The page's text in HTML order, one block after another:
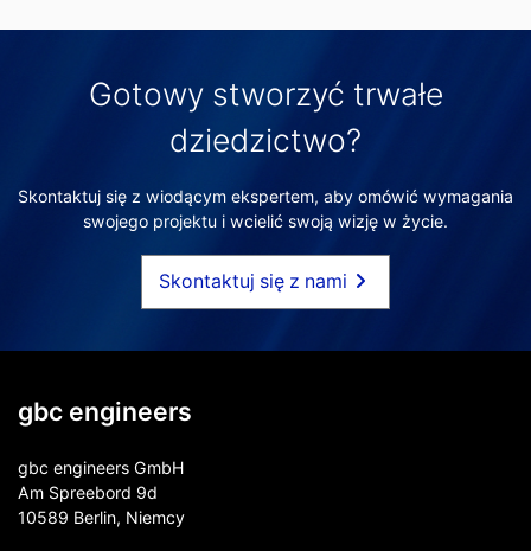
Gotowy stworzyć trwałe
dziedzictwo?
Skontaktuj się z wiodącym ekspertem, aby omówić wymagania
swojego projektu i wcielić swoją wizję w życie.
Skontaktuj się z nami
gbc engineers
gbc engineers GmbH
Am Spreebord 9d
10589 Berlin, Niemcy